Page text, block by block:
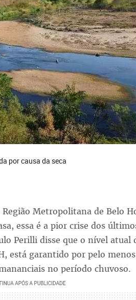
por causa da seca
Metropolitana de Belo
essa é a pior crise dos
Perilli disse que o nível atual
está garantido por pelo menos
no período chuvoso.